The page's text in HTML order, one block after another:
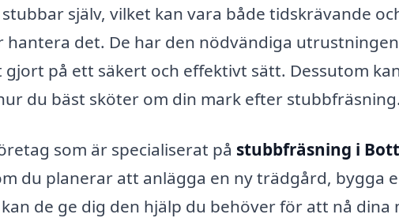
själv, vilket kan vara både tidskrävande
det. De har den nödvändiga
på ett säkert och effektivt sätt. Dessutom
du bäst sköter om din mark efter stubbfräsning.
som är specialiserat på stubbfräsning i
du planerar att anlägga en ny trädgård, bygga
de ge dig den hjälp du behöver för att nå dina